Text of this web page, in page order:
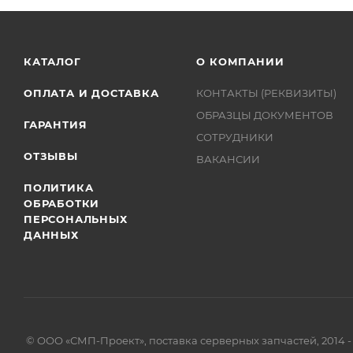
КАТАЛОГ
ОПЛАТА И ДОСТАВКА
ГАРАНТИЯ
ОТЗЫВЫ
ПОЛИТИКА
ОБРАБОТКИ
ПЕРСОНАЛЬНЫХ
ДАННЫХ
О КОМПАНИИ
КОНТАКТЫ (РЕКВИЗИТЫ)
ОБРАЗЦЫ ДОКУМЕНТОВ
СОТРУДНИКИ
ВАКАНСИИ
© ООО «СМП-Проект», поставка серверных запчастей, 2014 -